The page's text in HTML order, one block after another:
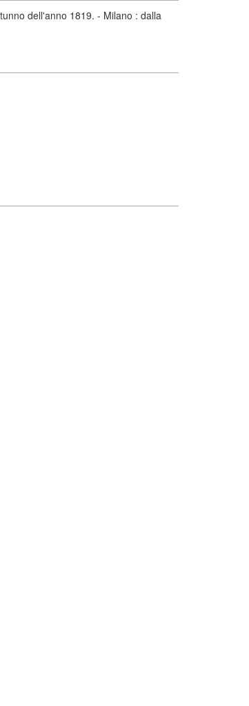
dell'anno 1819. - Milano : dalla